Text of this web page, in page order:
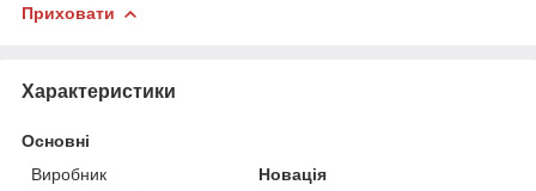
Приховати
Характеристики
Основні
Виробник
Новація